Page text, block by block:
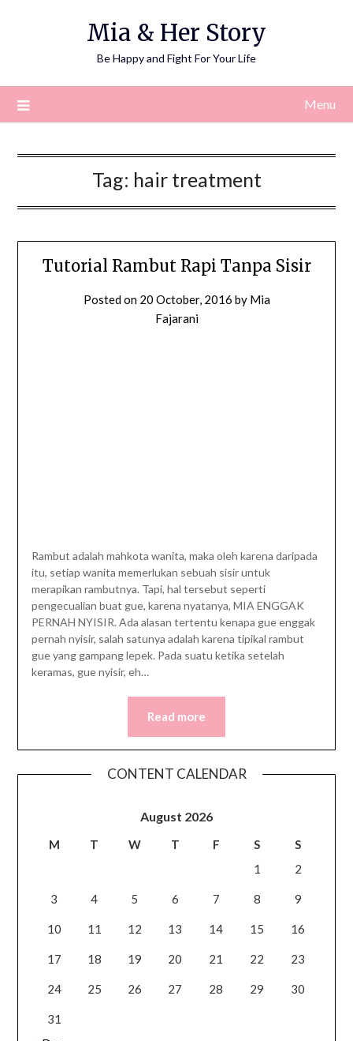
Mia & Her Story
Be Happy and Fight For Your Life
Menu
Tag: hair treatment
Tutorial Rambut Rapi Tanpa Sisir
Posted on 20 October, 2016 by Mia
Fajarani
Rambut adalah mahkota wanita, maka oleh karena daripada
itu, setiap wanita memerlukan sebuah sisir untuk
merapikan rambutnya. Tapi, hal tersebut seperti
pengecualian buat gue, karena nyatanya, MIA ENGGAK
PERNAH NYISIR. Ada alasan tertentu kenapa gue enggak
pernah nyisir, salah satunya adalah karena tipikal rambut
gue yang gampang lepek. Pada suatu ketika setelah
keramas, gue nyisir, eh…
Read more
CONTENT CALENDAR
August 2026
M T W T F S
S
1
2
3 4 5 6 7 8 9
10 11 12 13 14 15 16
17 18 19 20 21 22 23
24 25 26 27 28 29 30
31